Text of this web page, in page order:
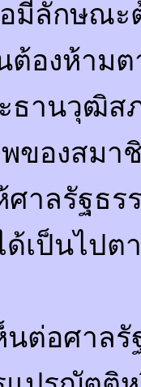
ลักษณะ
ต้องห้ามต
ธานวุฒิส
ของสมา
ศาลรัฐธ
เป็นไปต
นต่อศาล